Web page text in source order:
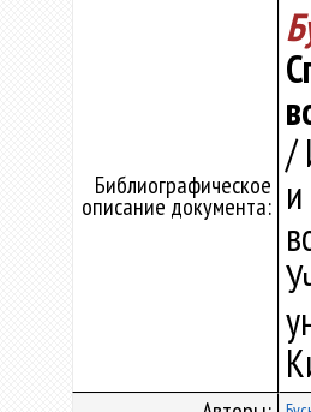
Библиографическое
описание документа:
/